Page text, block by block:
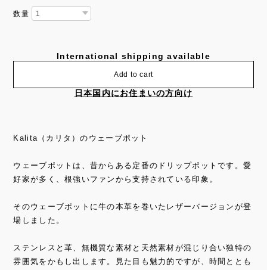
数量
International shipping available
Add to cart
日本国内にお住まいの方向け
Kalita（カリタ）のウェーブポット
ウェーブポットは、昔からある定番のドリップポットです。愛
好家が多く、根強いファンから支持されている印象。
そのウェーブポットに牛の本革を巻いたレザーバージョンが登
場しました。
ステンレスと革、無機質な素材と天然素材が混じり合い独特の
雰囲気をかもし出します。見た目も魅力的ですが、時間ととも